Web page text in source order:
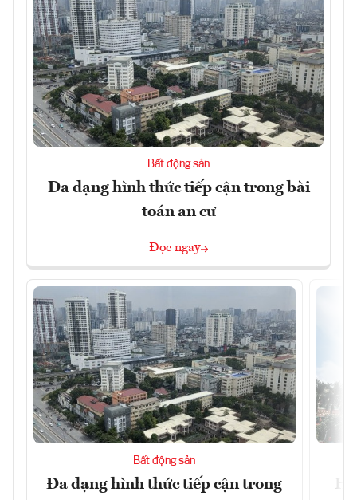
Bất động sản
Đa dạng hình thức tiếp cận trong bài
toán an cư
Đọc ngay
Bất động sản
Đa dạng hình thức tiếp cận trong